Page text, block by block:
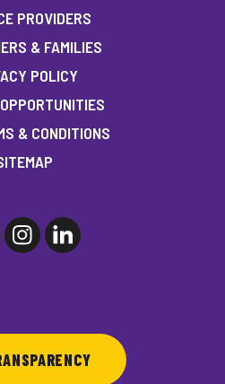
PROVIDERS
& FAMILIES
POLICY
& CONDITIONS